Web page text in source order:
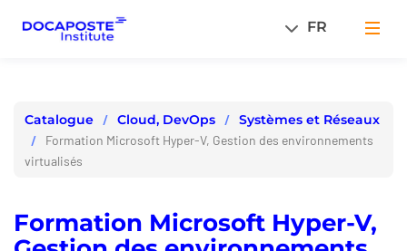
FR
Catalogue Cloud, DevOps Systèmes et Réseaux
Formation Microsoft Hyper-V, Gestion des environnements
virtualisés
Formation Microsoft Hyper-V,